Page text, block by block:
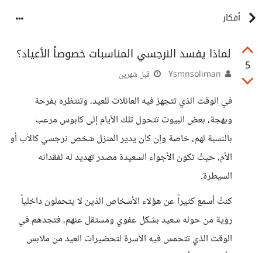
أفكار
5
لماذا يفسد النرجسي المناسبات خصوصاً الأعياد؟
قبل شهرين
في الوقت الذي تتجهز فيه العائلات للعيد، وتنتظره بفرحة
وبهجة، بعض البيوت تتحول تلك الأيام إلى كابوس مرعب
بالنسبة لهم، خاصة وإن كان يدير المنزل شخص نرجسي كالأب أو
الأم، حيثُ تكون الأجواء السعيدة مصدر تهديد له لفقدانه
السيطرة.
كنتُ أسمع كثيراً عن هؤلاء الأشخاص الذين لا يتحملون داخلياً
رؤية من حوله سعيد بشكل عفوي ومستقل عنهم، فتجدهم في
الوقت الذي تتحمس فيه الأسرة لتحضيرات العيد من ملابس